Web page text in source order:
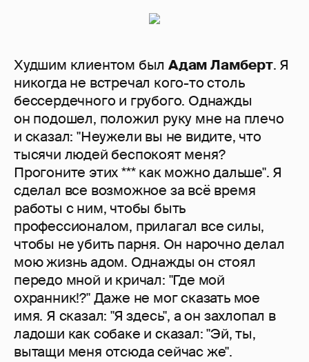
Худшим клиентом был Адам Ламберт. Я
никогда не встречал кого-то столь
бессердечного и грубого. Однажды
он подошел, положил руку мне на плечо
и сказал: "Неужели вы не видите, что
тысячи людей беспокоят меня?
Прогоните этих *** как можно дальше". Я
сделал все возможное за всё время
работы с ним, чтобы быть
профессионалом, прилагал все силы,
чтобы не убить парня. Он нарочно делал
мою жизнь адом. Однажды он стоял
передо мной и кричал: "Где мой
охранник!?" Даже не мог сказать мое
имя. Я сказал: "Я здесь", а он захлопал в
ладоши как собаке и сказал: "Эй, ты,
вытащи меня отсюда сейчас же".